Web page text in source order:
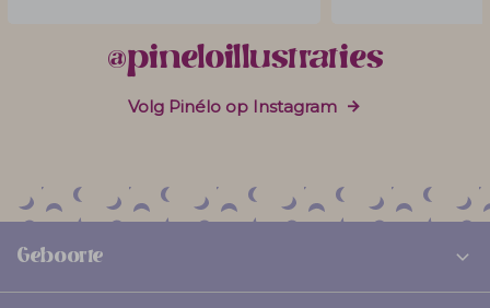
@pineloillustraties
Volg Pinélo op Instagram
Geboorte